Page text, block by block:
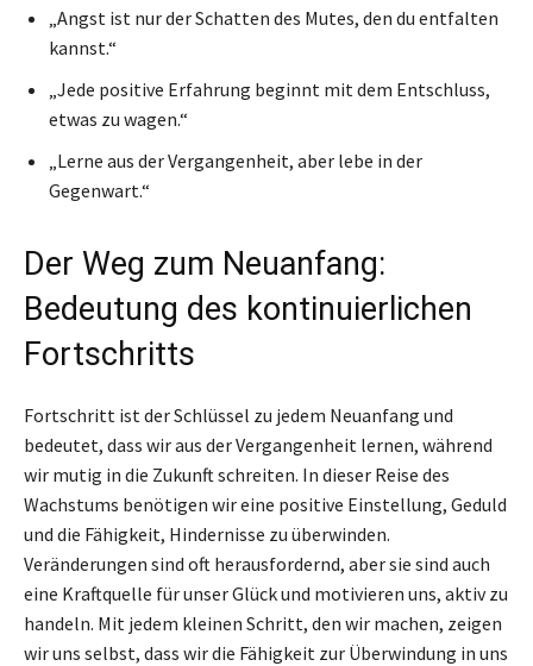
„Angst ist nur der Schatten des Mutes, den du entfalten
kannst.“
„Jede positive Erfahrung beginnt mit dem Entschluss,
etwas zu wagen.“
„Lerne aus der Vergangenheit, aber lebe in der
Gegenwart.“
Der Weg zum Neuanfang:
Bedeutung des kontinuierlichen
Fortschritts
Fortschritt ist der Schlüssel zu jedem Neuanfang und
bedeutet, dass wir aus der Vergangenheit lernen, während
wir mutig in die Zukunft schreiten. In dieser Reise des
Wachstums benötigen wir eine positive Einstellung, Geduld
und die Fähigkeit, Hindernisse zu überwinden.
Veränderungen sind oft herausfordernd, aber sie sind auch
eine Kraftquelle für unser Glück und motivieren uns, aktiv zu
handeln. Mit jedem kleinen Schritt, den wir machen, zeigen
wir uns selbst, dass wir die Fähigkeit zur Überwindung in uns